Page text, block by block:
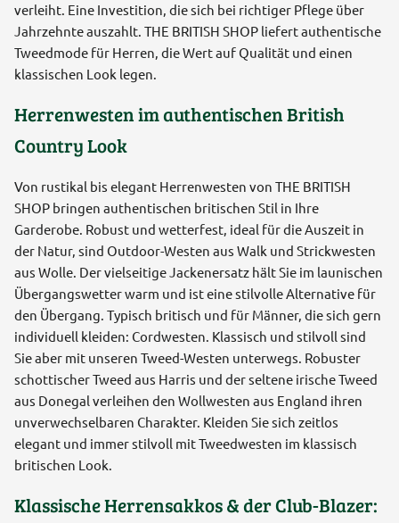
verleiht. Eine Investition, die sich bei richtiger Pflege über
Jahrzehnte auszahlt. THE BRITISH SHOP liefert authentische
Tweedmode für Herren, die Wert auf Qualität und einen
klassischen Look legen.
Herrenwesten im authentischen British
Country Look
Von rustikal bis elegant Herrenwesten von THE BRITISH
SHOP bringen authentischen britischen Stil in Ihre
Garderobe. Robust und wetterfest, ideal für die Auszeit in
der Natur, sind Outdoor-Westen aus Walk und Strickwesten
aus Wolle. Der vielseitige Jackenersatz hält Sie im launischen
Übergangswetter warm und ist eine stilvolle Alternative für
den Übergang. Typisch britisch und für Männer, die sich gern
individuell kleiden: Cordwesten. Klassisch und stilvoll sind
Sie aber mit unseren Tweed-Westen unterwegs. Robuster
schottischer Tweed aus Harris und der seltene irische Tweed
aus Donegal verleihen den Wollwesten aus England ihren
unverwechselbaren Charakter. Kleiden Sie sich zeitlos
elegant und immer stilvoll mit Tweedwesten im klassisch
britischen Look.
Klassische Herrensakkos & der Club-Blazer: